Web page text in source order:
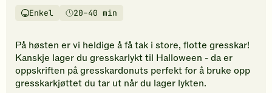
vurderinger.
den
første
til
å
Vanskelighetsgrad
Enkel
Tilberedningstid20–40 min
På høsten er vi heldige å få tak i store, flotte gresskar!
Kanskje lager du gresskarlykt til Halloween - da er
oppskriften på gresskardonuts perfekt for å bruke opp
gresskarkjøttet du tar ut når du lager lykten.